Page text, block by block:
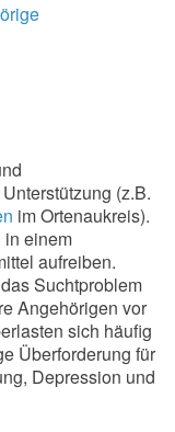
(z.B.
im Ortenaukreis).
in einem
aufreiben.
Suchtproblem
Angehörigen vor
sich häufig
Überforderung für
Depression und